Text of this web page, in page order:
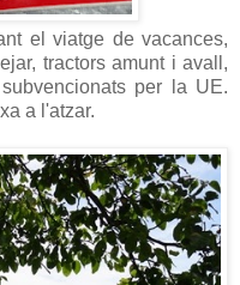
el viatge de vacances,
tractors amunt i avall,
per la UE.
a l'atzar.